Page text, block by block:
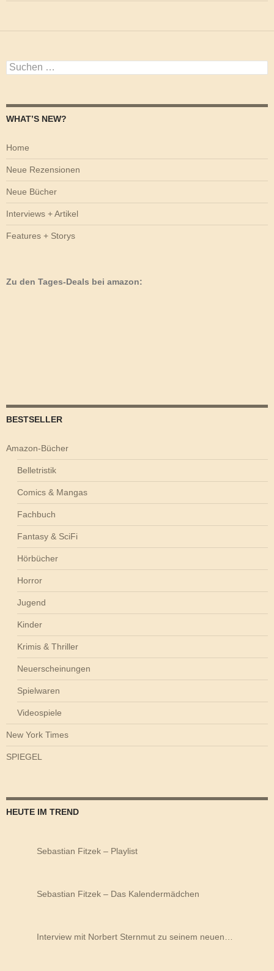
Suchen
nach:
WHAT’S NEW?
Home
Neue Rezensionen
Neue Bücher
Interviews + Artikel
Features + Storys
Zu den Tages-Deals bei amazon:
BESTSELLER
Amazon-Bücher
Belletristik
Comics & Mangas
Fachbuch
Fantasy & SciFi
Hörbücher
Horror
Jugend
Kinder
Krimis & Thriller
Neuerscheinungen
Spielwaren
Videospiele
New York Times
SPIEGEL
HEUTE IM TREND
Sebastian Fitzek – Playlist
Sebastian Fitzek – Das Kalendermädchen
Interview mit Norbert Sternmut zu seinem neuen…